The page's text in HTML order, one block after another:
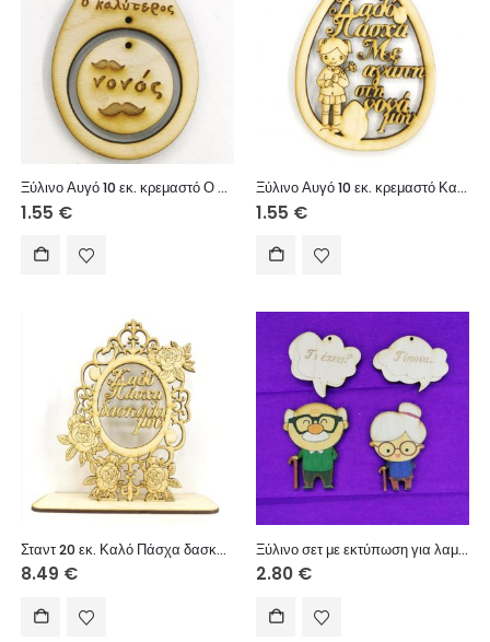
Ξύλινο Αυγό 10 εκ. κρεμαστό Ο καλύτερος νονός
1.55 €
Ξύλινο Αυγό 10 εκ. κρεμαστό Καλό Πάσχα – Με αγάπη στη νονά μου (κορίτσι)
1.55 €
Σταντ 20 εκ. Καλό Πάσχα δασκάλα μου
8.49 €
Ξύλινο σετ με εκτύπωση για λαμπάδα
2.80 €